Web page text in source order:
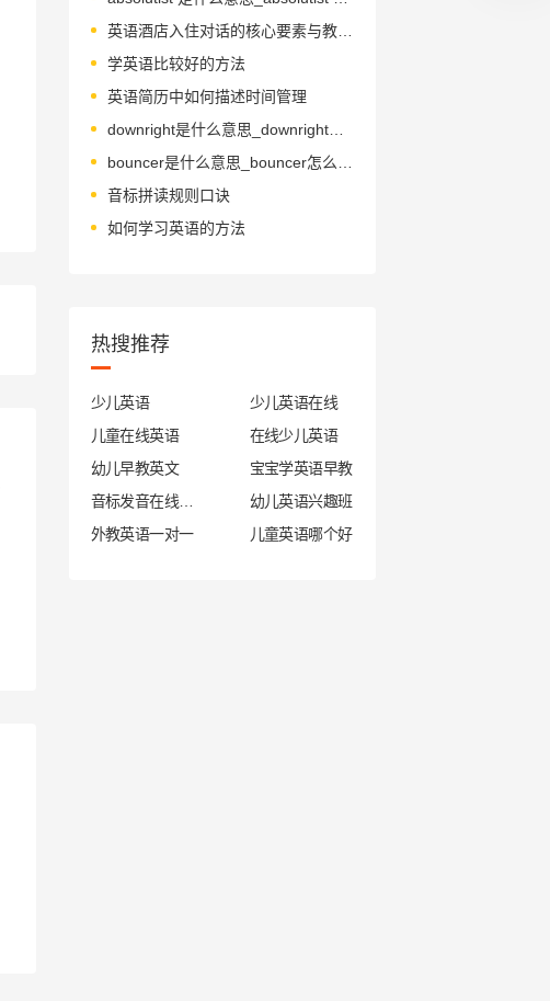
英语酒店入住对话的核心要素与教学策略
学英语比较好的方法
英语简历中如何描述时间管理
downright是什么意思_downright怎么读_音标ˈdaʊnraɪt
音标拼读规则口诀
如何学习英语的方法
热搜推荐
少儿英语
少儿英语在线
儿童在线英语
在线少儿英语
幼儿早教英文
宝宝学英语早教
幼儿英语兴趣班
外教英语一对一
儿童英语哪个好